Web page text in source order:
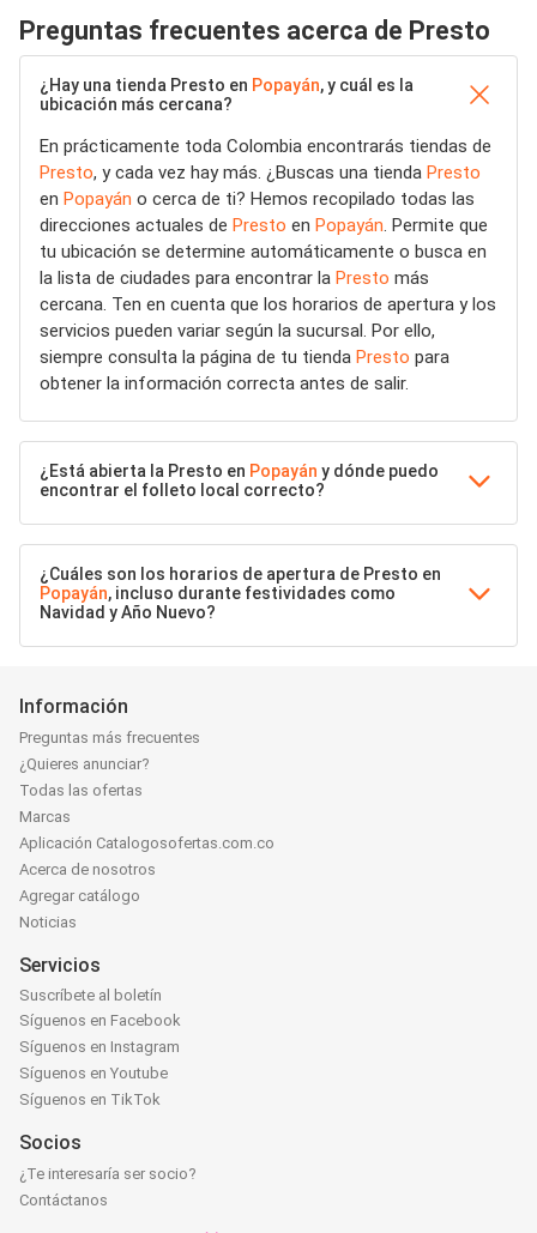
Preguntas frecuentes acerca de Presto
¿Hay una tienda Presto en Popayán, y cuál es la
ubicación más cercana?
En prácticamente toda Colombia encontrarás tiendas de
Presto, y cada vez hay más. ¿Buscas una tienda Presto
en Popayán o cerca de ti? Hemos recopilado todas las
direcciones actuales de Presto en Popayán. Permite que
tu ubicación se determine automáticamente o busca en
la lista de ciudades para encontrar la Presto más
cercana. Ten en cuenta que los horarios de apertura y los
servicios pueden variar según la sucursal. Por ello,
siempre consulta la página de tu tienda Presto para
obtener la información correcta antes de salir.
¿Está abierta la Presto en Popayán y dónde puedo
encontrar el folleto local correcto?
¿Cuáles son los horarios de apertura de Presto en
Popayán, incluso durante festividades como
Navidad y Año Nuevo?
Información
Preguntas más frecuentes
¿Quieres anunciar?
Todas las ofertas
Marcas
Aplicación Catalogosofertas.com.co
Acerca de nosotros
Agregar catálogo
Noticias
Servicios
Suscríbete al boletín
Síguenos en Facebook
Síguenos en Instagram
Síguenos en Youtube
Síguenos en TikTok
Socios
¿Te interesaría ser socio?
Contáctanos